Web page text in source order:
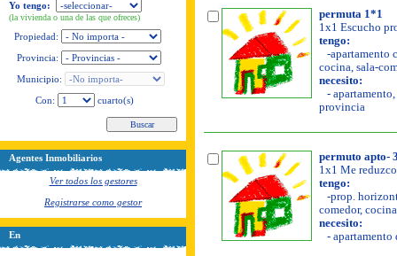
Yo tengo:
(la vivienda o una de las que ofreces)
Propiedad:
Provincia:
Municipio:
Con:
cuarto(s)
Agentes Inmobiliarios
Ver todos los gestores
Registrarse como gestor
En
permuta 1*1
1x1 Escucho
tengo:
-apartamento
cocina, sala-
necesito:
-
provincia
permuto apto-
1x1 Me
tengo:
-prop.
comedor,
necesito:
- apartamento